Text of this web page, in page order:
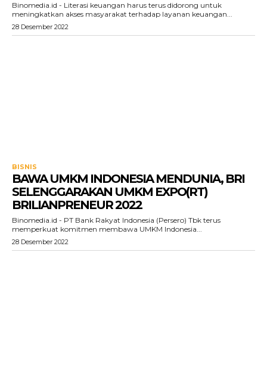
Binomedia.id - Literasi keuangan harus terus didorong untuk
meningkatkan akses masyarakat terhadap layanan keuangan...
28 Desember 2022
BISNIS
BAWA UMKM INDONESIA MENDUNIA, BRI
SELENGGARAKAN UMKM EXPO(RT)
BRILIANPRENEUR 2022
Binomedia.id - PT Bank Rakyat Indonesia (Persero) Tbk terus
memperkuat komitmen membawa UMKM Indonesia...
28 Desember 2022